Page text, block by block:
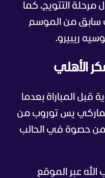
التتويج، كما
سابق من الموسم
ريبيرو.
الأهلي
المباراة بعدما
يس توروب من
حصوة في الحالب
عبر الموقع